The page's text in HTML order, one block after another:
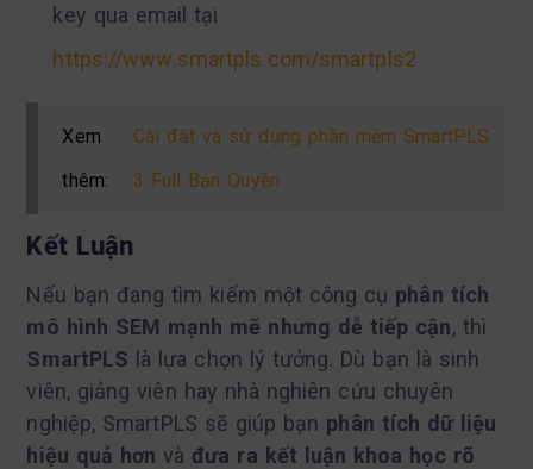
key qua email tại
https://www.smartpls.com/smartpls2
Xem
thêm:
Cài đặt và sử dụng phần mềm SmartPLS
3 Full Bản Quyền
Kết Luận
Nếu bạn đang tìm kiếm một công cụ phân tích
mô hình SEM mạnh mẽ nhưng dễ tiếp cận, thì
SmartPLS là lựa chọn lý tưởng. Dù bạn là sinh
viên, giảng viên hay nhà nghiên cứu chuyên
nghiệp, SmartPLS sẽ giúp bạn phân tích dữ liệu
hiệu quả hơn và đưa ra kết luận khoa học rõ